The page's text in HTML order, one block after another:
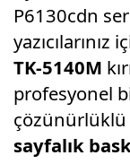
P6130cdn
TK-5140M
profesyonel
çözünürlüklü
sayfalık